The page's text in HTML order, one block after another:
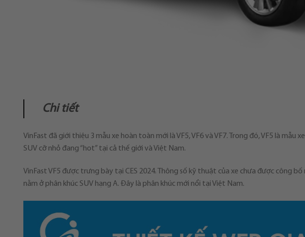
Chi tiết
VinFast đã giới thiệu 3 mẫu xe hoàn toàn mới là VF5, VF6 và VF7. Trong đó, VF5 là
SUV cỡ nhỏ đang “hot” tại cả thế giới và Việt Nam.
VinFast VF5 được trưng bày tại CES 2024. Thông số kỹ thuật của xe chưa được công
nằm ở phân khúc SUV hạng A. Đây là phân khúc mới nổi tại Việt Nam.